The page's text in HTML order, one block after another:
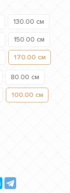
130.00 см
150.00 см
170.00 см
80.00 см
100.00 см